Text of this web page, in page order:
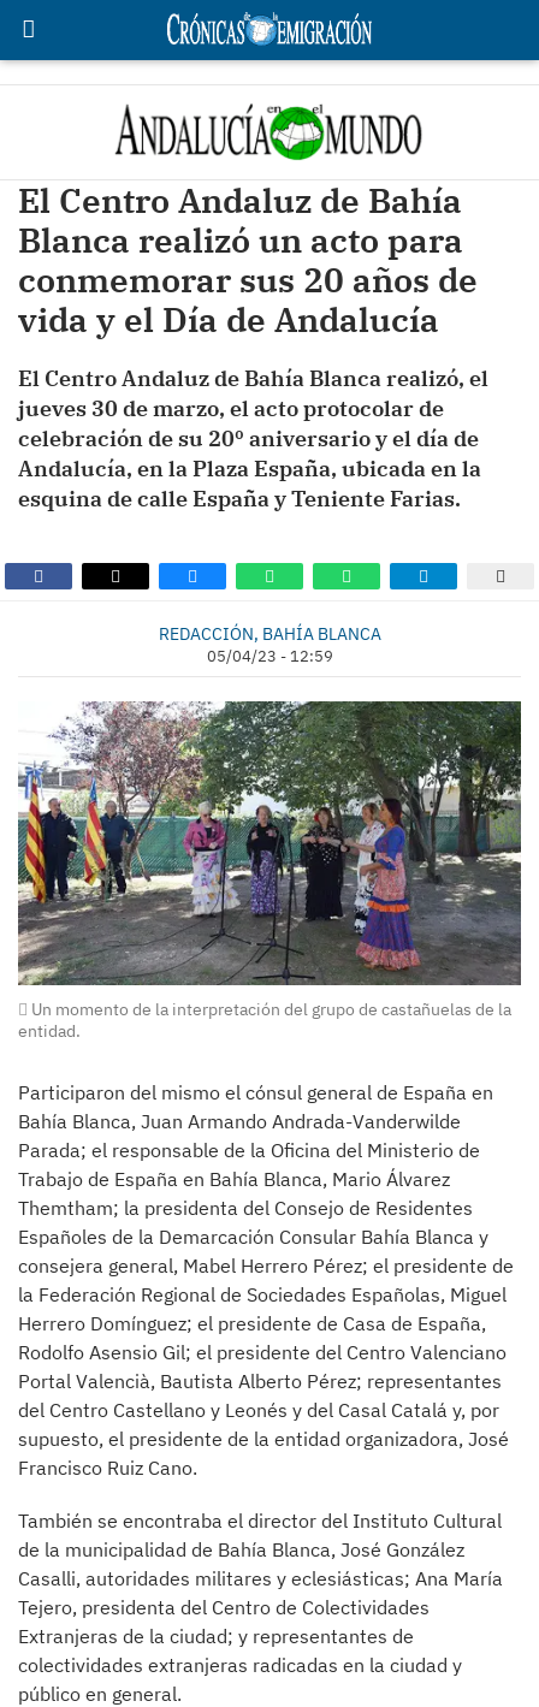
El Centro Andaluz de Bahía
Blanca realizó un acto para
conmemorar sus 20 años de
vida y el Día de Andalucía
El Centro Andaluz de Bahía Blanca realizó, el
jueves 30 de marzo, el acto protocolar de
celebración de su 20º aniversario y el día de
Andalucía, en la Plaza España, ubicada en la
esquina de calle España y Teniente Farias.
REDACCIÓN, BAHÍA BLANCA
05/04/23 - 12:59
Un momento de la interpretación del grupo de castañuelas de la
entidad.
Participaron del mismo el cónsul general de España en
Bahía Blanca, Juan Armando Andrada-Vanderwilde
Parada; el responsable de la Oficina del Ministerio de
Trabajo de España en Bahía Blanca, Mario Álvarez
Themtham; la presidenta del Consejo de Residentes
Españoles de la Demarcación Consular Bahía Blanca y
consejera general, Mabel Herrero Pérez; el presidente de
la Federación Regional de Sociedades Españolas, Miguel
Herrero Domínguez; el presidente de Casa de España,
Rodolfo Asensio Gil; el presidente del Centro Valenciano
Portal Valencià, Bautista Alberto Pérez; representantes
del Centro Castellano y Leonés y del Casal Catalá y, por
supuesto, el presidente de la entidad organizadora, José
Francisco Ruiz Cano.
También se encontraba el director del Instituto Cultural
de la municipalidad de Bahía Blanca, José González
Casalli, autoridades militares y eclesiásticas; Ana María
Tejero, presidenta del Centro de Colectividades
Extranjeras de la ciudad; y representantes de
colectividades extranjeras radicadas en la ciudad y
público en general.